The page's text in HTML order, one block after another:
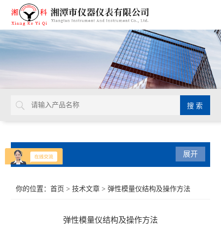
产品分类 展开
你的位置：首页 >技术文章 > 弹性模量仪结构及操作方法
弹性模量仪结构及操作方法